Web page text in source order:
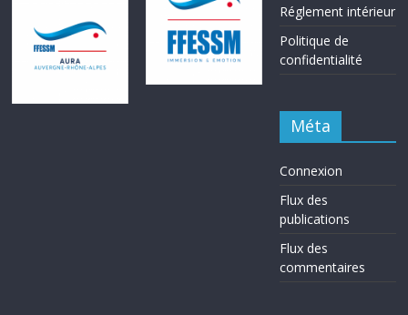
Réglement intérieur
Politique de
confidentialité
Méta
Connexion
Flux des
publications
Flux des
commentaires